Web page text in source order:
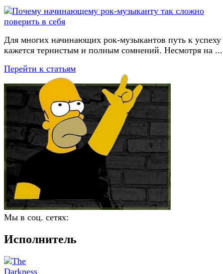
Для многих начинающих рок-музыкантов путь к успеху
кажется тернистым и полным сомнений. Несмотря на ...
Перейти к статьям
Мы в соц. сетях:
Исполнитель